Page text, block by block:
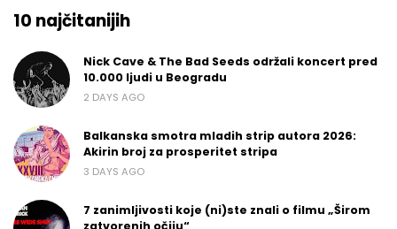
10 najčitanijih
Nick Cave & The Bad Seeds održali koncert pred
10.000 ljudi u Beogradu
2 DAYS AGO
Balkanska smotra mladih strip autora 2026:
Akirin broj za prosperitet stripa
3 DAYS AGO
7 zanimljivosti koje (ni)ste znali o filmu „Širom
zatvorenih očiju“